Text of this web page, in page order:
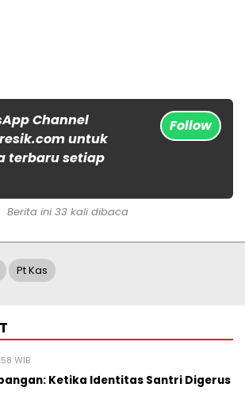
Channel
untuk
terbaru setiap
Follow
Berita ini 33 kali dibaca
Pt Kas
WIB
Ketika Identitas Santri Digerus